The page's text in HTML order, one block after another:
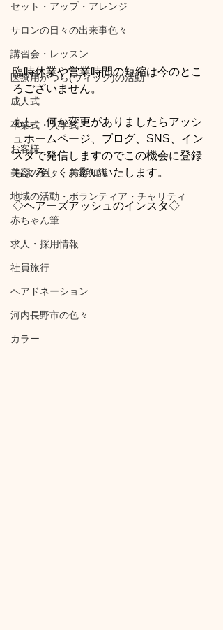
セット・アップ・アレンジ
サロンの日々の出来事色々
講習会・レッスン
医療用かつら(ウィッグ)の活動
成人式
卒業式・入学式
お客様
美容の色々・美容知識
地域の活動・ボランティア・チャリティ
赤ちゃん筆
求人・採用情報
社員旅行
ヘアドネーション
河内長野市の色々
カラー
臨時休業や営業時間の短縮は今のとこ
ろございません。
もし、何か変更がありましたらアッシ
ュホームページ、ブログ、SNS、イン
スタで発信しますのでこの機会に登録
もよろしくお願いいたします。
◇ヘアーズアッシュのインスタ◇